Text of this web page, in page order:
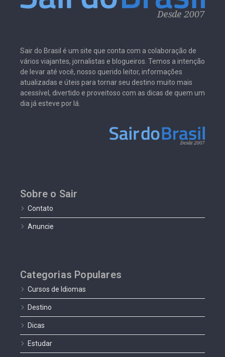
Sair do Brasil é um site que conta com a colaboração de
vários viajantes, jornalistas e blogueiros. Temos a intenção
de levar até você, nosso querido leitor, informações
atualizadas e úteis para tornar seu destino muito mais
acessível, divertido e proveitoso com as dicas de quem um
dia já esteve por lá.
Sobre o Sair
Contato
Anuncie
Categorias Populares
Cursos de Idiomas
Destino
Dicas
Estudar